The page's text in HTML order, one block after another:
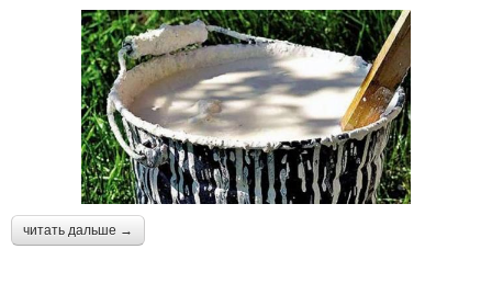
читать дальше →